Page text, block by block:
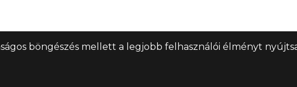
böngészés mellett a legjobb felhasználói élményt